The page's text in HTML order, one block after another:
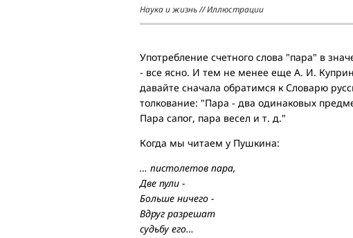
Наука и жизнь // Иллюстрации
Употребление счетного слова "пара" в
- все ясно. И тем не менее еще А. И.
давайте сначала обратимся к Словарю
толкование: "Пара - два одинаковых
Пара сапог, пара весел и т. д."
Когда мы читаем у Пушкина:
… пистолетов пара,
Две пули -
Больше ничего -
Вдруг разрешат
судьбу его…